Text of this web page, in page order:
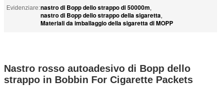
Evidenziare:nastro di Bopp dello strappo di 50000m,
nastro di Bopp dello strappo della sigaretta,
Materiali da imballaggio della sigaretta di MOPP
Nastro rosso autoadesivo di Bopp dello
strappo in Bobbin For Cigarette Packets